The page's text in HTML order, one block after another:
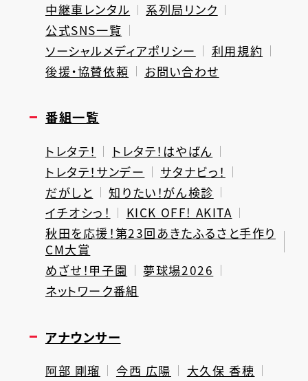
中継車レンタル
系列局リンク
公式SNS一覧
ソーシャルメディアポリシー
利用規約
後援・協賛依頼
お問い合わせ
番組一覧
トレタテ！
トレタテ！はやばん
トレタテ！サンデー
サタナビっ！
だがしと
知りたい！がん検診
イチオシっ！
KICK OFF! AKITA
秋田を応援！第23回あきたふるさと手作り
CM大賞
めざせ！甲子園
夢球場2026
ネットワーク番組
アナウンサー
阿部 剛瑠 今西 広陽
大久保 香穂